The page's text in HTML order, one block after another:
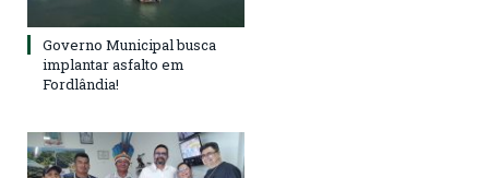
Governo Municipal busca
implantar asfalto em
Fordlândia!